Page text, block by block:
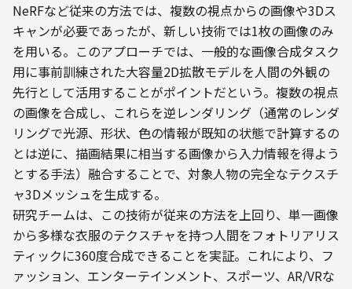
NeRFなど従来の方法では、複数の視点からの画像や3Dス
キャンが必要であったが、新しい技術では1枚の画像のみ
を用いる。このアプローチでは、一般的な画像合成タスク
用に事前訓練された大容量2D拡散モデルを人間の外観の
先行として活用することがポイントだという。複数の視点
の画像を合成し、これらを逆レンダリング（通常のレンダ
リングで光源、形状、色の情報が既知の状態で計算するの
とは逆に、描画結果に相当する画像から入力情報を得よう
とする手法）融合することで、対象人物の完全なテクスチ
ャ3Dメッシュを生成する。
研究チームは、この技術が従来の方法を上回り、単一画像
から多様な衣服のテクスチャを持つ人間をフォトリアリス
ティックに360度合成できることを実証。これにより、フ
ァッション、エンターテインメント、スポーツ、AR/VRな